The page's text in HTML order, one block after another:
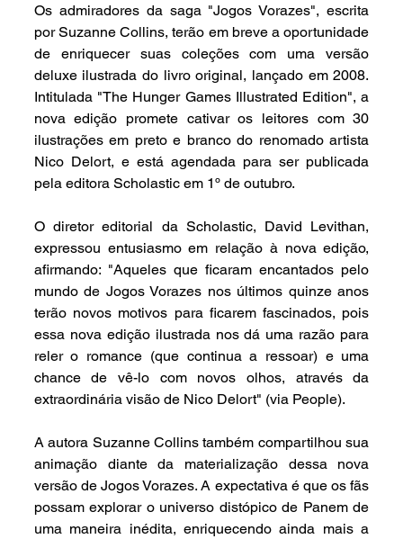
Os admiradores da saga "Jogos Vorazes", escrita
por Suzanne Collins, terão em breve a oportunidade
de enriquecer suas coleções com uma versão
deluxe ilustrada do livro original, lançado em 2008.
Intitulada "The Hunger Games Illustrated Edition", a
nova edição promete cativar os leitores com 30
ilustrações em preto e branco do renomado artista
Nico Delort, e está agendada para ser publicada
pela editora Scholastic em 1º de outubro.
O diretor editorial da Scholastic, David Levithan,
expressou entusiasmo em relação à nova edição,
afirmando: "Aqueles que ficaram encantados pelo
mundo de Jogos Vorazes nos últimos quinze anos
terão novos motivos para ficarem fascinados, pois
essa nova edição ilustrada nos dá uma razão para
reler o romance (que continua a ressoar) e uma
chance de vê-lo com novos olhos, através da
extraordinária visão de Nico Delort" (via People).
A autora Suzanne Collins também compartilhou sua
animação diante da materialização dessa nova
versão de Jogos Vorazes. A expectativa é que os fãs
possam explorar o universo distópico de Panem de
uma maneira inédita, enriquecendo ainda mais a